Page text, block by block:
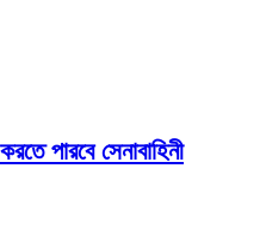
পারবে সেনাবাহিনী